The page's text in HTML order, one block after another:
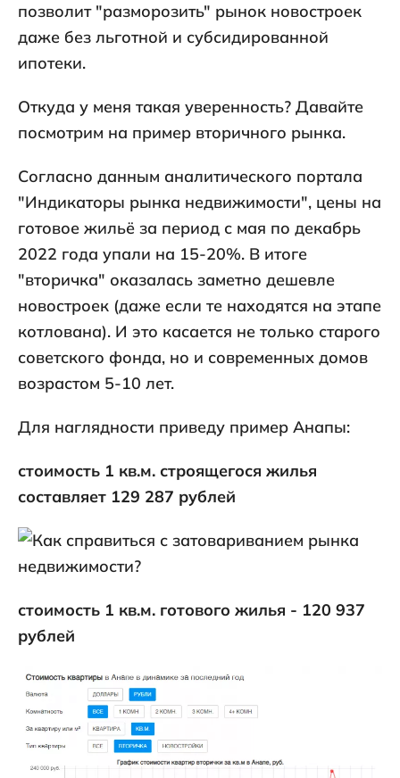
позволит "разморозить" рынок новостроек
даже без льготной и субсидированной
ипотеки.
Откуда у меня такая уверенность? Давайте
посмотрим на пример вторичного рынка.
Согласно данным аналитического портала
"Индикаторы рынка недвижимости", цены на
готовое жильё за период с мая по декабрь
2022 года упали на 15-20%. В итоге
"вторичка" оказалась заметно дешевле
новостроек (даже если те находятся на этапе
котлована). И это касается не только старого
советского фонда, но и современных домов
возрастом 5-10 лет.
Для наглядности приведу пример Анапы:
стоимость 1 кв.м. строящегося жилья
составляет 129 287 рублей
стоимость 1 кв.м. готового жилья - 120 937
рублей